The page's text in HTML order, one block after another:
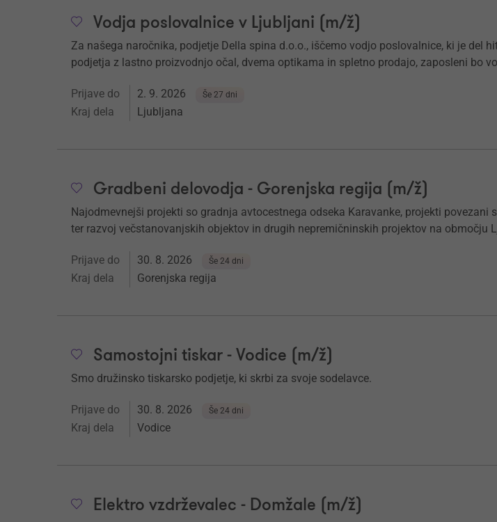
Vodja poslovalnice v Ljubljani (m/ž)
Za našega naročnika, podjetje Della spina d.o.o., iščemo vodjo poslovalnice, ki je del
podjetja z lastno proizvodnjo očal, dvema optikama in spletno prodajo, zaposleni bo
Prijave do 2. 9. 2026 Še 27 dni
Kraj dela Ljubljana
Gradbeni delovodja - Gorenjska regija (m/ž)
Najodmevnejši projekti so gradnja avtocestnega odseka Karavanke, projekti povezani
ter razvoj večstanovanjskih objektov in drugih nepremičninskih projektov na območju
Prijave do 30. 8. 2026 Še 24 dni
Kraj dela Gorenjska regija
Samostojni tiskar - Vodice (m/ž)
Smo družinsko tiskarsko podjetje, ki skrbi za svoje sodelavce.
Prijave do 30. 8. 2026 Še 24 dni
Kraj dela Vodice
Elektro vzdrževalec - Domžale (m/ž)